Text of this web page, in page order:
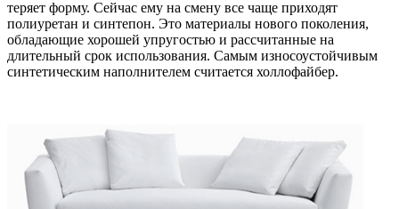
теряет форму. Сейчас ему на смену все чаще приходят
полиуретан и синтепон. Это материалы нового поколения,
обладающие хорошей упругостью и рассчитанные на
длительный срок использования. Самым износоустойчивым
синтетическим наполнителем считается холлофайбер.